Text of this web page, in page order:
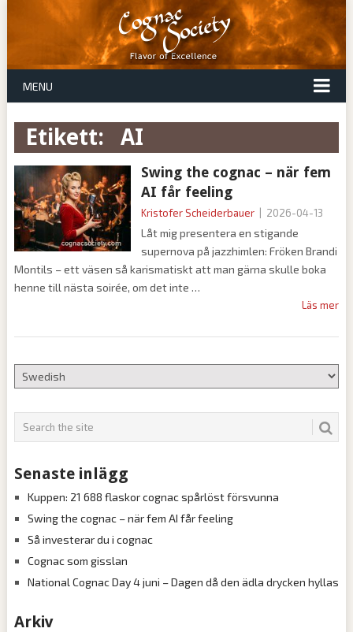
MENU
Etikett: AI
Swing the cognac – när fem
AI får feeling
Kristofer Scheiderbauer 2026-04-13
Låt mig presentera en stigande
supernova på jazzhimlen: Fröken Brandi
Montils – ett väsen så karismatiskt att man gärna skulle boka
henne till nästa soirée, om det inte
Läs mer
Senaste inlägg
Kuppen: 21 688 flaskor cognac spårlöst försvunna
Swing the cognac – när fem AI får feeling
Så investerar du i cognac
Cognac som gisslan
National Cognac Day 4 juni – Dagen då den ädla drycken hyllas
Arkiv